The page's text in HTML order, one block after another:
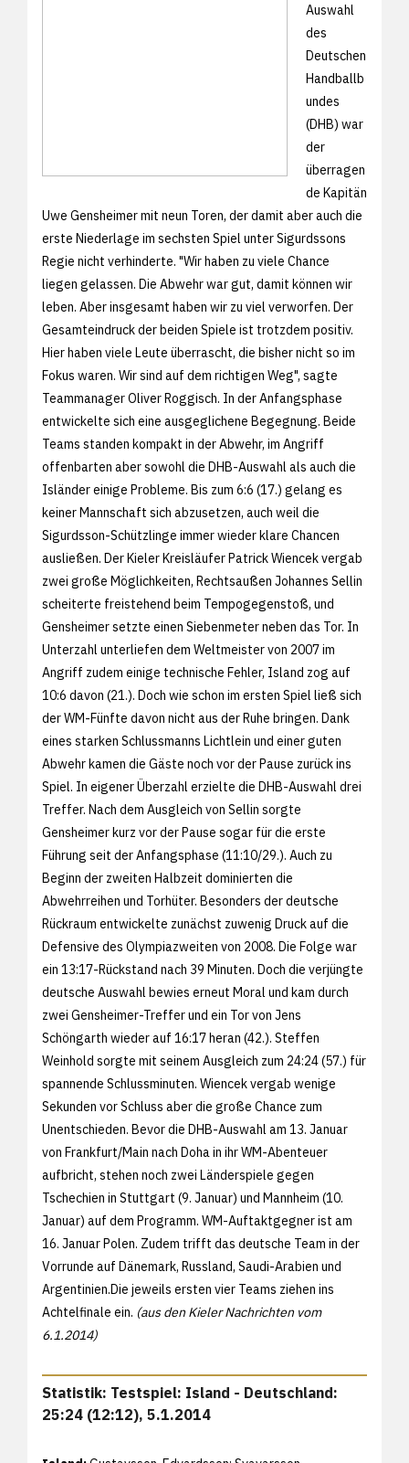
Auswahl
des
Deutschen
Handballb
undes
(DHB) war
der
überragen
de Kapitän
Uwe Gensheimer mit neun Toren, der damit aber auch die
erste Niederlage im sechsten Spiel unter Sigurdssons
Regie nicht verhinderte. "Wir haben zu viele Chance
liegen gelassen. Die Abwehr war gut, damit können wir
leben. Aber insgesamt haben wir zu viel verworfen. Der
Gesamteindruck der beiden Spiele ist trotzdem positiv.
Hier haben viele Leute überrascht, die bisher nicht so im
Fokus waren. Wir sind auf dem richtigen Weg", sagte
Teammanager Oliver Roggisch. In der Anfangsphase
entwickelte sich eine ausgeglichene Begegnung. Beide
Teams standen kompakt in der Abwehr, im Angriff
offenbarten aber sowohl die DHB-Auswahl als auch die
Isländer einige Probleme. Bis zum 6:6 (17.) gelang es
keiner Mannschaft sich abzusetzen, auch weil die
Sigurdsson-Schützlinge immer wieder klare Chancen
ausließen. Der Kieler Kreisläufer Patrick Wiencek vergab
zwei große Möglichkeiten, Rechtsaußen Johannes Sellin
scheiterte freistehend beim Tempogegenstoß, und
Gensheimer setzte einen Siebenmeter neben das Tor. In
Unterzahl unterliefen dem Weltmeister von 2007 im
Angriff zudem einige technische Fehler, Island zog auf
10:6 davon (21.). Doch wie schon im ersten Spiel ließ sich
der WM-Fünfte davon nicht aus der Ruhe bringen. Dank
eines starken Schlussmanns Lichtlein und einer guten
Abwehr kamen die Gäste noch vor der Pause zurück ins
Spiel. In eigener Überzahl erzielte die DHB-Auswahl drei
Treffer. Nach dem Ausgleich von Sellin sorgte
Gensheimer kurz vor der Pause sogar für die erste
Führung seit der Anfangsphase (11:10/29.). Auch zu
Beginn der zweiten Halbzeit dominierten die
Abwehrreihen und Torhüter. Besonders der deutsche
Rückraum entwickelte zunächst zuwenig Druck auf die
Defensive des Olympiazweiten von 2008. Die Folge war
ein 13:17-Rückstand nach 39 Minuten. Doch die verjüngte
deutsche Auswahl bewies erneut Moral und kam durch
zwei Gensheimer-Treffer und ein Tor von Jens
Schöngarth wieder auf 16:17 heran (42.). Steffen
Weinhold sorgte mit seinem Ausgleich zum 24:24 (57.) für
spannende Schlussminuten. Wiencek vergab wenige
Sekunden vor Schluss aber die große Chance zum
Unentschieden. Bevor die DHB-Auswahl am 13. Januar
von Frankfurt/Main nach Doha in ihr WM-Abenteuer
aufbricht, stehen noch zwei Länderspiele gegen
Tschechien in Stuttgart (9. Januar) und Mannheim (10.
Januar) auf dem Programm. WM-Auftaktgegner ist am
16. Januar Polen. Zudem trifft das deutsche Team in der
Vorrunde auf Dänemark, Russland, Saudi-Arabien und
Argentinien.Die jeweils ersten vier Teams ziehen ins
Achtelfinale ein. (aus den Kieler Nachrichten vom
6.1.2014)
Statistik: Testspiel: Island - Deutschland:
25:24 (12:12), 5.1.2014